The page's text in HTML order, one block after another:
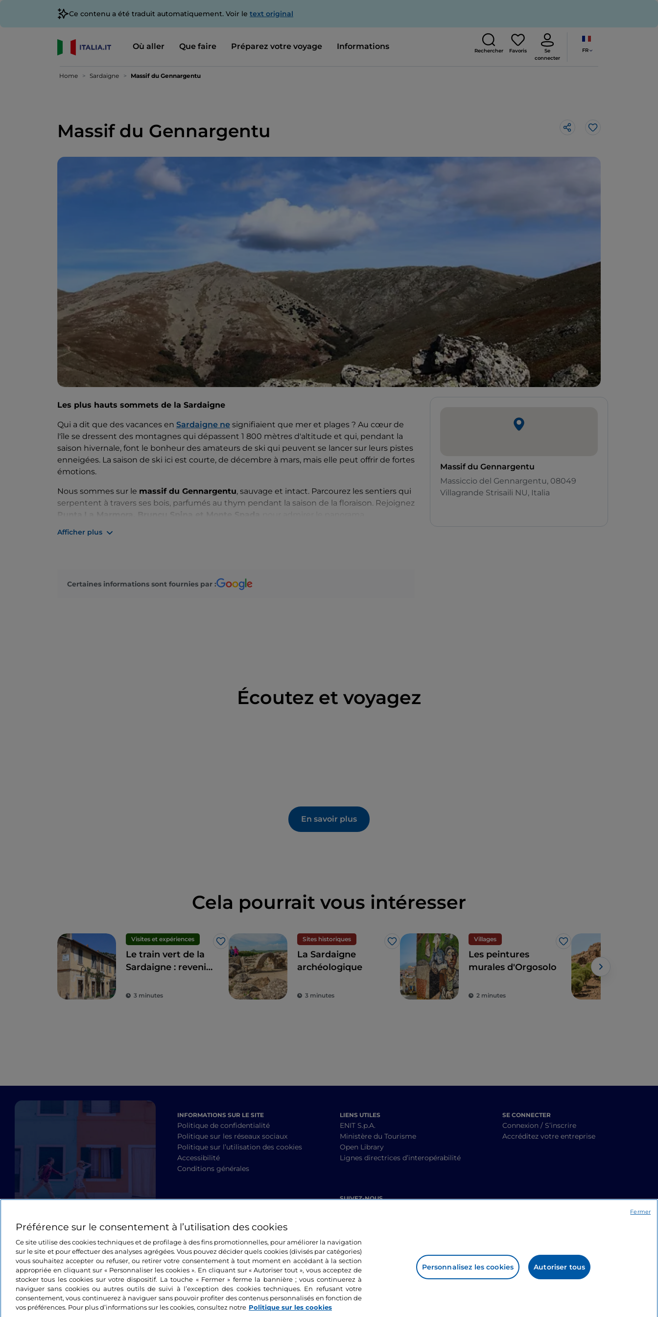
Ce contenu a été traduit automatiquement. Voir le text original
Où aller Que faire Préparez votre voyage Informations Rechercher Favoris
Se
connecter
FR
Home Sardaigne Massif du Gennargentu
Massif du Gennargentu J’aime
Les plus hauts sommets de la Sardaigne
Qui a dit que des vacances en Sardaigne ne signifiaient que mer et plages ? Au cœur de
l'île se dressent des montagnes qui dépassent 1 800 mètres d'altitude et qui, pendant la
saison hivernale, font le bonheur des amateurs de ski qui peuvent se lancer sur leurs pistes
enneigées. La saison de ski ici est courte, de décembre à mars, mais elle peut offrir de fortes
émotions.
Nous sommes sur le massif du Gennargentu, sauvage et intact. Parcourez les sentiers qui
serpentent à travers ses bois, parfumés au thym pendant la saison de la floraison. Rejoignez
La Marmora, Bruncu Spina et Monte Spada
vous pourrez déguster lacarapigna, un granité traditionnel à base de glace recueillie au
sommet des montagnes. Offrez-vous un avant-goût du nougat de Tonara, tandis qu'Ollolai
Afficher plus
Certaines informations sont fournies par :
Massif du Gennargentu
Massiccio del Gennargentu, 08049
Villagrande Strisaili NU, Italia
Écoutez et voyagez
En savoir plus
Cela pourrait vous intéresser
Visites et expériences
J’aime
Le train vert de la
Sardaigne : revenir
tranquille d'antan
3 minutes
Sites historiques
J’aime
La Sardaigne
archéologique
3 minutes
Villages
J’aime
Les peintures
murales d'Orgosolo
2 minutes
INFORMATIONS SUR LE SITE
Politique de confidentialité
Politique sur les réseaux sociaux
Politique sur l’utilisation des cookies
Accessibilité
Conditions générales
LIENS UTILES
ENIT S.p.A.
Ministère du Tourisme
Open Library
Lignes directrices d’interopérabilité
SUIVEZ-NOUS
SE CONNECTER
Connexion / S’inscrire
Accréditez votre entreprise
Préférence sur le consentement à l’utilisation des cookies
Ce site utilise des cookies techniques et de profilage à des fins promotionnelles, pour améliorer la navigation
sur le site et pour effectuer des analyses agrégées. Vous pouvez décider quels cookies (divisés par catégories)
vous souhaitez accepter ou refuser, ou retirer votre consentement à tout moment en accédant à la section
appropriée en cliquant sur « Personnaliser les cookies ». En cliquant sur « Autoriser tout », vous acceptez de
stocker tous les cookies sur votre dispositif. La touche « Fermer » ferme la bannière ; vous continuerez à
naviguer sans cookies ou autres outils de suivi à l’exception des cookies techniques. En refusant votre
consentement, vous continuerez à naviguer sans pouvoir profiter des contenus personnalisés en fonction de
vos préférences. Pour plus d’informations sur les cookies, consultez notre Politique sur les cookies
Personnalisez les cookies Autoriser tous
Fermer